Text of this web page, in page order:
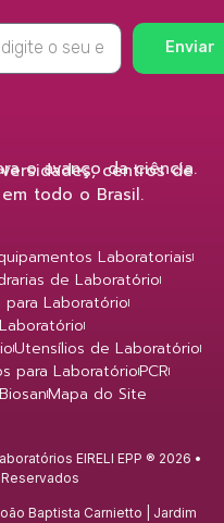
Enviar
o avanço da ciência.
centros de
todo o Brasil.
Laboratoriais
de Laboratório
Laboratório
Utensílios de Laboratório
para LaboratórioPCR
Mapa do Site
EIRELI EPP ® 2026 •
Baptista Carnietto | Jardim